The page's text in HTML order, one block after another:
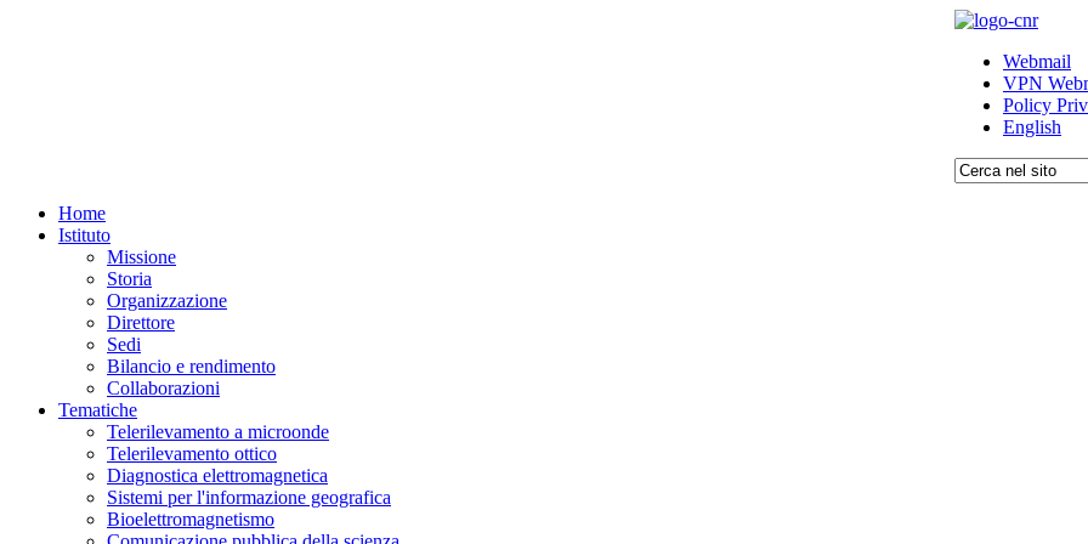
Webmail
VPN
Policy
English
Home
Istituto
Missione
Storia
Organizzazione
Direttore
Sedi
Bilancio e rendimento
Collaborazioni
Tematiche
Telerilevamento a microonde
Telerilevamento ottico
Diagnostica elettromagnetica
Sistemi per l'informazione geografica
Bioelettromagnetismo